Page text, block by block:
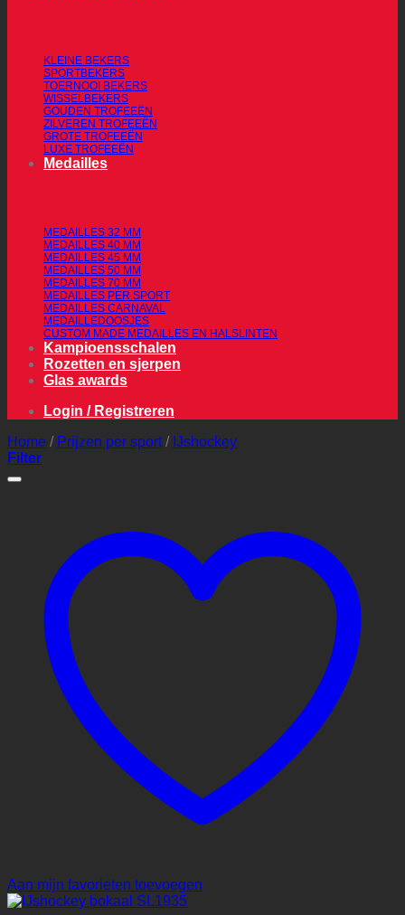
KLEINE BEKERS
SPORTBEKERS
TOERNOOI BEKERS
WISSELBEKERS
GOUDEN TROFEEËN
ZILVEREN TROFEEËN
GROTE TROFEEËN
LUXE TROFEEËN
Medailles
MEDAILLES 32 MM
MEDAILLES 40 MM
MEDAILLES 45 MM
MEDAILLES 50 MM
MEDAILLES 70 MM
MEDAILLES PER SPORT
MEDAILLES CARNAVAL
MEDAILLEDOOSJES
CUSTOM MADE MEDAILLES EN HALSLINTEN
Kampioensschalen
Rozetten en sjerpen
Glas awards
Login / Registreren
Home / Prijzen per sport / IJshockey
Filter
Aan mijn favorieten toevoegen